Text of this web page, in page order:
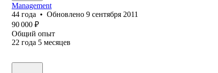
Management
44 года • Обновлено 9 сентября 2011
90 000 ₽
Общий опыт
22 года 5 месяцев